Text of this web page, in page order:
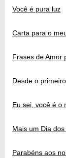
Você é pura luz
Carta para o
Frases de Amor
Desde o
Eu sei, você é o
Mais um Dia
Parabéns aos